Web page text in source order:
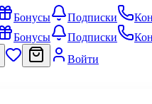
Бонусы Подписки
Бонусы Подписки
Войти